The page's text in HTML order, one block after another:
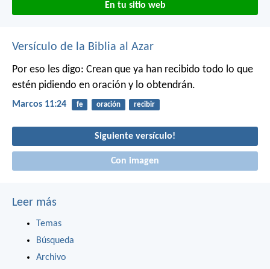
En tu sitio web
Versículo de la Biblia al Azar
Por eso les digo: Crean que ya han recibido todo lo que
estén pidiendo en oración y lo obtendrán.
Marcos 11:24 fe oración recibir
Siguiente versículo!
Con imagen
Leer más
Temas
Búsqueda
Archivo